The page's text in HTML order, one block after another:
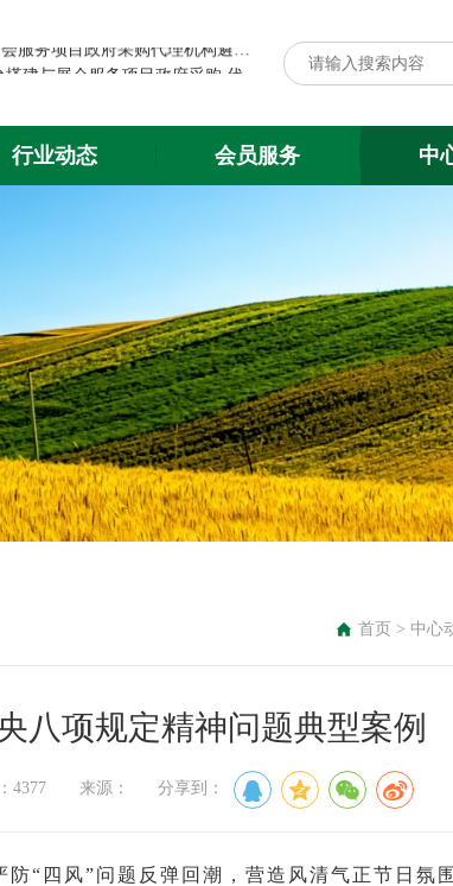
关于遴选第八届中国粮食交易大会 展台搭建与展会服务项目政府采购 代理机构的公告
行业动态 会员服务 中
首页 > 中心
八项规定精神问题典型案例
：4377 来源： 分享到：
“四风”问题反弹回潮，营造风清气正节日氛